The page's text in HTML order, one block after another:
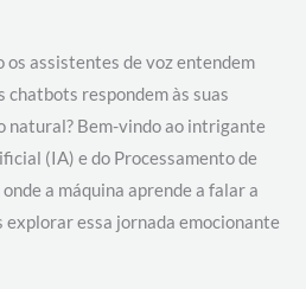
os assistentes de voz entendem
chatbots respondem às suas
natural? Bem-vindo ao intrigante
(IA) e do Processamento de
a máquina aprende a falar a
explorar essa jornada emocionante